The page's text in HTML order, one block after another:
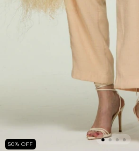
50% OFF